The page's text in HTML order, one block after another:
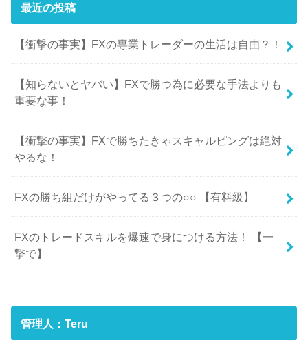
最近の投稿
【衝撃の事実】FXの専業トレーダーの生活は自由？！
【知らないとヤバい】FXで勝つ為に必要な手法よりも
重要な事！
【衝撃の事実】FXで勝ちたきゃスキャルピングは絶対
やるな！
FXの勝ち組だけがやってる３つの○○ 【有料級】
FXのトレードスキルを爆速で身につける方法！ 【一
撃で】
管理人：Teru